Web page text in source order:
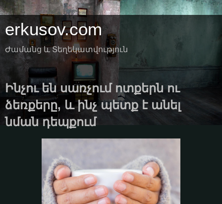
erkusov.com
Ժամանց և Տեղեկատվություն
Ինչու են սառչում ոտքերն ու
ձեռքերը, և ինչ պետք է անել
նման դեպքում